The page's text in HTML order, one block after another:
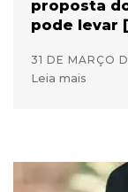
proposta
pode levar
31 DE MARÇO
Leia mais